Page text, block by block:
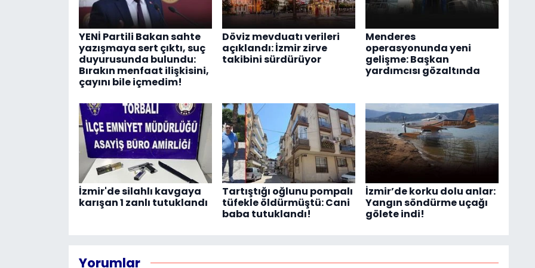
YENİ Partili Bakan sahte
yazışmaya sert çıktı, suç
duyurusunda bulundu:
Bırakın menfaat ilişkisini,
çayını bile içmedim!
Döviz mevduatı verileri
açıklandı: İzmir zirve
takibini sürdürüyor
Menderes
operasyonunda yeni
gelişme: Başkan
yardımcısı gözaltında
İzmir'de silahlı kavgaya
karışan 1 zanlı tutuklandı
Tartıştığı oğlunu pompalı
tüfekle öldürmüştü: Cani
baba tutuklandı!
İzmir’de korku dolu anlar:
Yangın söndürme uçağı
gölete indi!
Yorumlar